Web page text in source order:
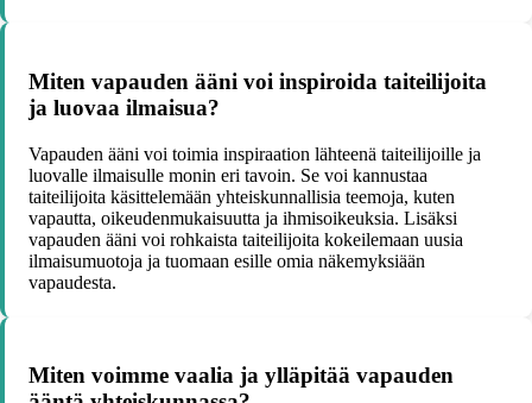
Miten vapauden ääni voi inspiroida taiteilijoita
ja luovaa ilmaisua?
Vapauden ääni voi toimia inspiraation lähteenä taiteilijoille ja
luovalle ilmaisulle monin eri tavoin. Se voi kannustaa
taiteilijoita käsittelemään yhteiskunnallisia teemoja, kuten
vapautta, oikeudenmukaisuutta ja ihmisoikeuksia. Lisäksi
vapauden ääni voi rohkaista taiteilijoita kokeilemaan uusia
ilmaisumuotoja ja tuomaan esille omia näkemyksiään
vapaudesta.
Miten voimme vaalia ja ylläpitää vapauden